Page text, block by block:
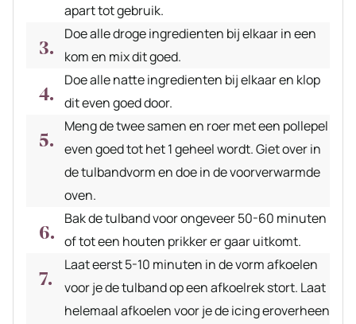
apart tot gebruik.
Doe alle droge ingredienten bij elkaar in een
kom en mix dit goed.
Doe alle natte ingredienten bij elkaar en klop
dit even goed door.
Meng de twee samen en roer met een pollepel
even goed tot het 1 geheel wordt. Giet over in
de tulbandvorm en doe in de voorverwarmde
oven.
Bak de tulband voor ongeveer 50-60 minuten
of tot een houten prikker er gaar uitkomt.
Laat eerst 5-10 minuten in de vorm afkoelen
voor je de tulband op een afkoelrek stort. Laat
helemaal afkoelen voor je de icing eroverheen